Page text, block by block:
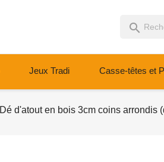
search
Jeux Tradi Casse-têtes et
Dé d'atout en bois 3cm coins arrondis